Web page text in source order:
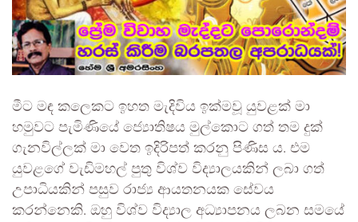
මීට මඳ කලෙකට ඉහත මැදිවිය ඉක්මවූ යුවළක් මා
හමුවට පැමිණියේ ජ්‍යොතිෂය මුල්කොට ගත් තම දුක්
ගැනවිල්ලක් මා වෙත ඉදිරිපත් කරනු පිණිස ය. එම
යුවළගේ වැඩිමහල් පුතු විශ්ව විද්‍යාලයකින් ලබා ගත්
උපාධියකින් පසුව රාජ්‍ය ආයතනයක සේවය
කරන්නෙකි. ඔහු විශ්ව විද්‍යාල අධ්‍යාපනය ලබන සමයේ